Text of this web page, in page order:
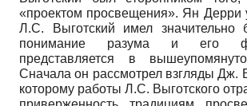
«проектом просвещения». Ян Дерри
Л.С. Выготский имел значительно
понимание разума и его
представляется в
Сначала он рассмотрел взгляды Дж.
которому работы Л.С. Выготского